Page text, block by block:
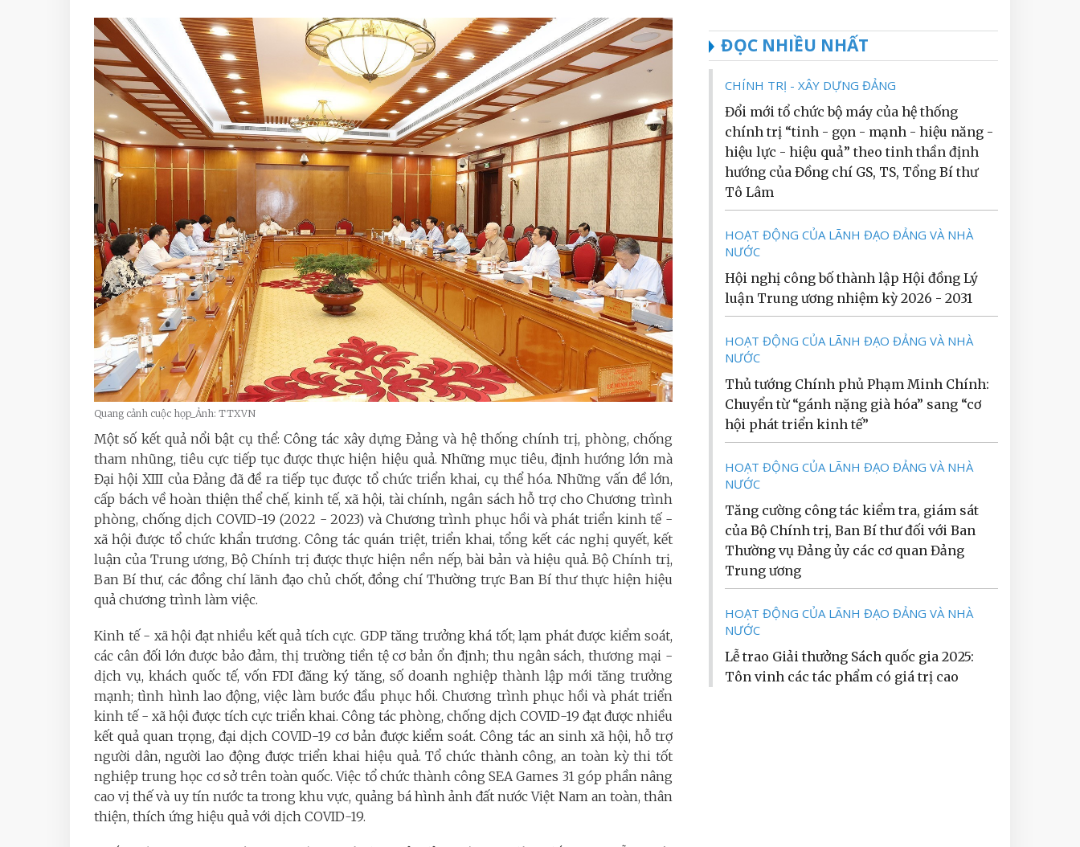
Quang cảnh cuộc họp_Ảnh: TTXVN
Một số kết quả nổi bật cụ thể: Công tác xây dựng Đảng và hệ thống chính trị, phòng, chống
tham nhũng, tiêu cực tiếp tục được thực hiện hiệu quả. Những mục tiêu, định hướng lớn mà
Đại hội XIII của Đảng đã đề ra tiếp tục được tổ chức triển khai, cụ thể hóa. Những vấn đề lớn,
cấp bách về hoàn thiện thể chế, kinh tế, xã hội, tài chính, ngân sách hỗ trợ cho Chương trình
phòng, chống dịch COVID-19 (2022 - 2023) và Chương trình phục hồi và phát triển kinh tế -
xã hội được tổ chức khẩn trương. Công tác quán triệt, triển khai, tổng kết các nghị quyết, kết
luận của Trung ương, Bộ Chính trị được thực hiện nền nếp, bài bản và hiệu quả. Bộ Chính trị,
Ban Bí thư, các đồng chí lãnh đạo chủ chốt, đồng chí Thường trực Ban Bí thư thực hiện hiệu
quả chương trình làm việc.
Kinh tế - xã hội đạt nhiều kết quả tích cực. GDP tăng trưởng khá tốt; lạm phát được kiểm soát,
các cân đối lớn được bảo đảm, thị trường tiền tệ cơ bản ổn định; thu ngân sách, thương mại -
dịch vụ, khách quốc tế, vốn FDI đăng ký tăng, số doanh nghiệp thành lập mới tăng trưởng
mạnh; tình hình lao động, việc làm bước đầu phục hồi. Chương trình phục hồi và phát triển
kinh tế - xã hội được tích cực triển khai. Công tác phòng, chống dịch COVID-19 đạt được nhiều
kết quả quan trọng, đại dịch COVID-19 cơ bản được kiểm soát. Công tác an sinh xã hội, hỗ trợ
người dân, người lao động được triển khai hiệu quả. Tổ chức thành công, an toàn kỳ thi tốt
nghiệp trung học cơ sở trên toàn quốc. Việc tổ chức thành công SEA Games 31 góp phần nâng
cao vị thế và uy tín nước ta trong khu vực, quảng bá hình ảnh đất nước Việt Nam an toàn, thân
thiện, thích ứng hiệu quả với dịch COVID-19.
ĐỌC NHIỀU NHẤT
CHÍNH TRỊ - XÂY DỰNG ĐẢNG
Đổi mới tổ chức bộ máy của hệ thống
chính trị “tinh - gọn - mạnh - hiệu năng -
hiệu lực - hiệu quả” theo tinh thần định
hướng của Đồng chí GS, TS, Tổng Bí thư
Tô Lâm
HOẠT ĐỘNG CỦA LÃNH ĐẠO ĐẢNG VÀ NHÀ
NƯỚC
Hội nghị công bố thành lập Hội đồng Lý
luận Trung ương nhiệm kỳ 2026 - 2031
HOẠT ĐỘNG CỦA LÃNH ĐẠO ĐẢNG VÀ NHÀ
NƯỚC
Thủ tướng Chính phủ Phạm Minh Chính:
Chuyển từ “gánh nặng già hóa” sang “cơ
hội phát triển kinh tế”
HOẠT ĐỘNG CỦA LÃNH ĐẠO ĐẢNG VÀ NHÀ
NƯỚC
Tăng cường công tác kiểm tra, giám sát
của Bộ Chính trị, Ban Bí thư đối với Ban
Thường vụ Đảng ủy các cơ quan Đảng
Trung ương
HOẠT ĐỘNG CỦA LÃNH ĐẠO ĐẢNG VÀ NHÀ
NƯỚC
Lễ trao Giải thưởng Sách quốc gia 2025:
Tôn vinh các tác phẩm có giá trị cao